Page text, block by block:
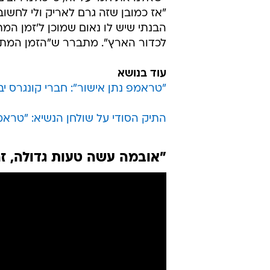
"אז כמובן שזה גרם לאריק ולי
הבנתי שיש לו נאום שמוכן ל'זמן
לכדור הארץ". מתברר ש"הזמן
עוד בנושא
"טראמפ נתן אישור": חברי קונגרס
התיק הסודי על שולחן הנשיא:
"אובמה עשה טעות גדולה,